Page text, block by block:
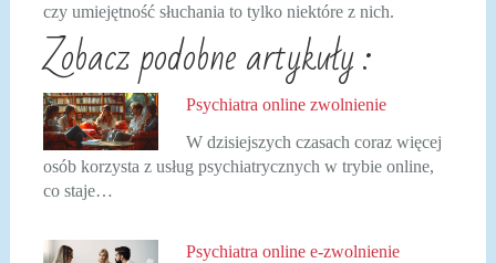
czy umiejętność słuchania to tylko niektóre z nich.
Zobacz podobne artykuły :
Psychiatra online zwolnienie
W dzisiejszych czasach coraz więcej
osób korzysta z usług psychiatrycznych w trybie online,
co staje…
Psychiatra online e-zwolnienie